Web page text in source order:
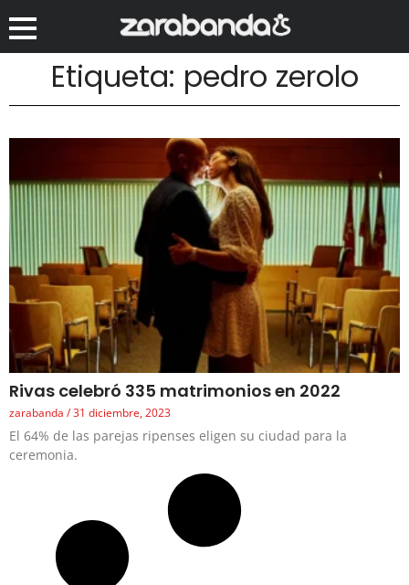
Etiqueta: pedro zerolo
Rivas celebró 335 matrimonios en 2022
zarabanda 31 diciembre, 2023
El 64% de las parejas ripenses eligen su ciudad para la
ceremonia.